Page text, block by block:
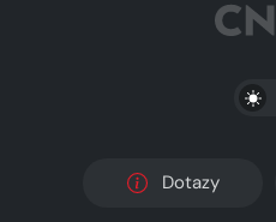
Dotazy